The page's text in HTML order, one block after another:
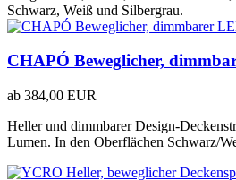
Schwarz, Weiß und Silbergrau.
CHAPÓ Beweglicher,
ab 384,00 EUR
Heller und dimmbarer Design-
Lumen. In den Oberflächen Schwarz/